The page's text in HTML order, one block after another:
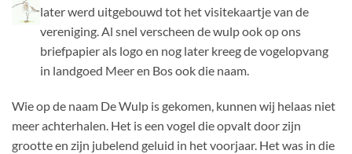
later werd uitgebouwd tot het visitekaartje van de
vereniging. Al snel verscheen de wulp ook op ons
briefpapier als logo en nog later kreeg de vogelopvang
in landgoed Meer en Bos ook die naam.
Wie op de naam De Wulp is gekomen, kunnen wij helaas niet
meer achterhalen. Het is een vogel die opvalt door zijn
grootte en zijn jubelend geluid in het voorjaar. Het was in die